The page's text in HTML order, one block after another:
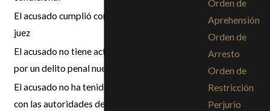
El acusado cumplió con todas las órdenes del
juez
El acusado no tiene actualmente ningún cargo
por un delito penal nuevo
El acusado no ha tenido ningún tipo de contacto
con las autoridades del orden público
Orden de
Aprehensión
Orden de
Arresto
Orden de
Restricción
Perjurio